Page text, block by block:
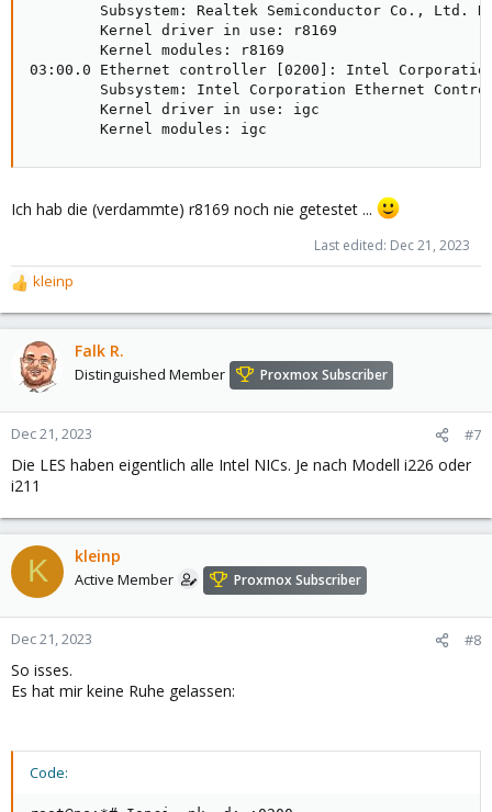
Subsystem: Realtek Semiconductor Co., Ltd.
        Kernel driver in use: r8169
        Kernel modules: r8169
03:00.0 Ethernet controller [0200]: Intel
Subsystem: Intel Corporation Ethernet
        Kernel driver in use: igc
        Kernel modules: igc
Ich hab die (verdammte) r8169 noch nie getestet ...
Last edited: Dec 21, 2023
R
e
a
o
n
:
kleinp
Falk R.
Distinguished Member Proxmox Subscriber
Dec 21, 2023 #7
Die LES haben eigentlich alle Intel NICs. Je nach Modell i226 oder
i211
K kleinp
Active Member Proxmox Subscriber
Dec 21, 2023 #8
So isses.
Es hat mir keine Ruhe gelassen:
Code: